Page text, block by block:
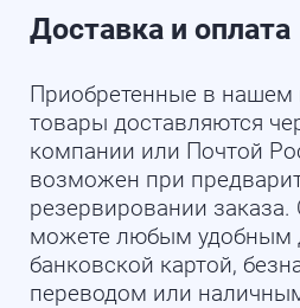
Доставка и оплата
Приобретенные в нашем
товары доставляются
компании или Почтой
возможен при
резервировании
можете любым удобным
банковской картой,
переводом или